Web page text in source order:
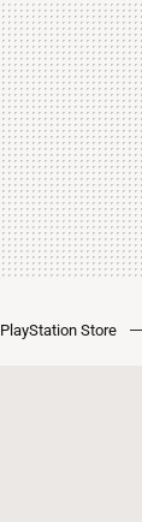
PlayStation Store